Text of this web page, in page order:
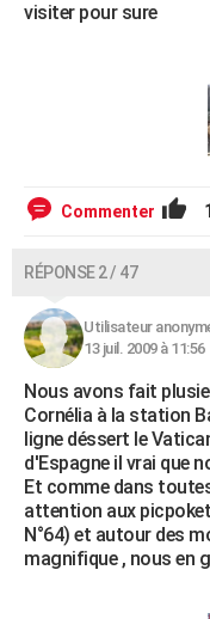
visiter pour sure
Commenter
RÉPONSE 2 / 47
Utilisateur
13 juil. 2009 à 11:56
Nous avons fait
Cornélia à la station
ligne déssert le
d'Espagne il vrai que
Et comme dans
attention aux
N°64) et autour des
magnifique , nous en